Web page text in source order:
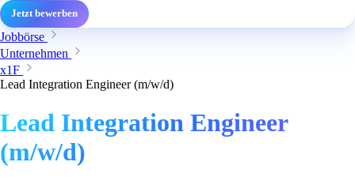
Jetzt bewerben
Jobbörse
Unternehmen
x1F
Lead Integration Engineer (m/w/d)
Lead Integration Engineer
(m/w/d)